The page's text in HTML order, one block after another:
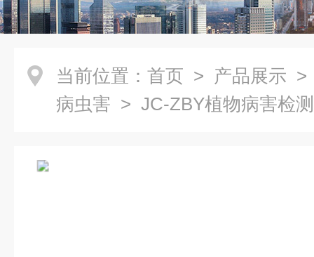
当前位置： 首页 > 产品展示
病虫害 > JC-ZBY植物病害检